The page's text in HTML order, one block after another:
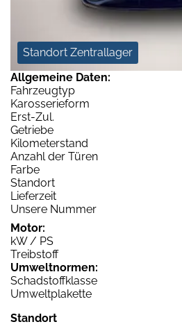
Standort Zentrallager
Allgemeine Daten:
Fahrzeugtyp
Karosserieform
Erst-Zul.
Getriebe
Kilometerstand
Anzahl der Türen
Farbe
Standort
Lieferzeit
Unsere Nummer
Motor:
kW / PS
Treibstoff
Umweltnormen:
Schadstoffklasse
Umweltplakette
Standort